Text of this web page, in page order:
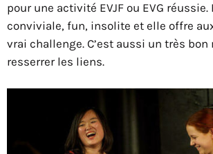
pour une activité EVJF ou EVG réussie.
conviviale, fun, insolite et elle offre
vrai challenge. C’est aussi un très bon
resserrer les liens.